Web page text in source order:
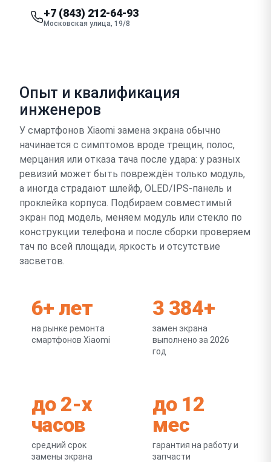
+7 (843) 212-64-93
Московская улица, 19/8
Опыт и квалификация
инженеров
У смартфонов Xiaomi замена экрана обычно
начинается с симптомов вроде трещин, полос,
мерцания или отказа тача после удара: у разных
ревизий может быть повреждён только модуль,
а иногда страдают шлейф, OLED/IPS-панель и
проклейка корпуса. Подбираем совместимый
экран под модель, меняем модуль или стекло по
конструкции телефона и после сборки проверяем
тач по всей площади, яркость и отсутствие
засветов.
6+ лет
на рынке ремонта
смартфонов Xiaomi
3 384+
замен экрана
выполнено за 2026
год
до 2-х
часов
средний срок
замены экрана
до 12
мес
гарантия на работу и
запчасти